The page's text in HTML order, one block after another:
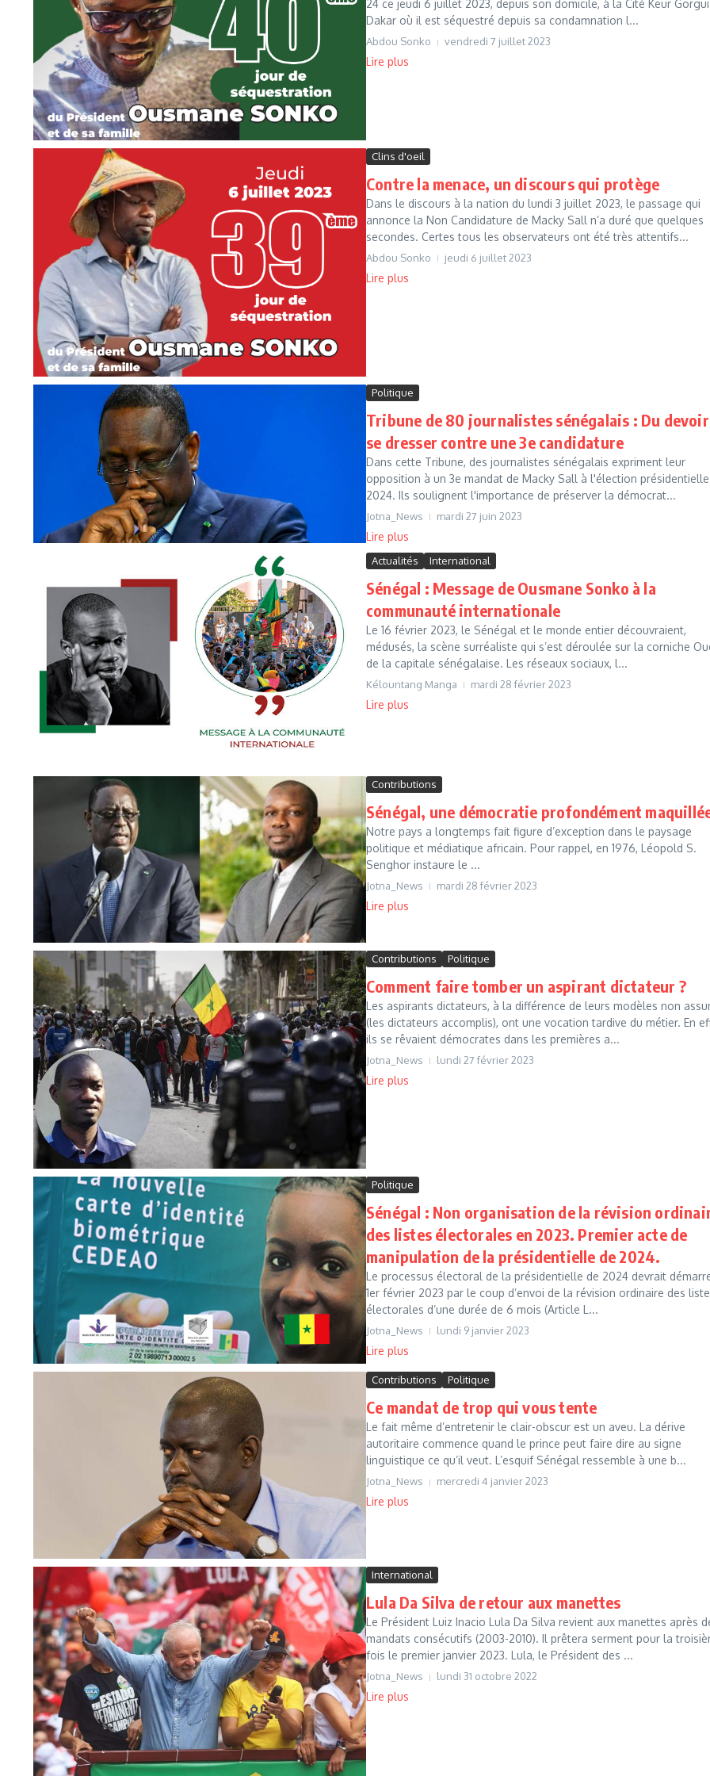
24 ce jeudi 6 juillet 2023, depuis son domicile, à la Cité Keur
Dakar où il est séquestré depuis sa condamnation l...
Abdou Sonko vendredi 7 juillet 2023
Lire plus
Clins d'oeil
Contre la menace, un discours qui protège
Dans le discours à la nation du lundi 3 juillet 2023, le passage qui
annonce la Non Candidature de Macky Sall n’a duré que quelques
secondes. Certes tous les observateurs ont été très attentifs...
Abdou Sonko jeudi 6 juillet 2023
Lire plus
Politique
Tribune de 80 journalistes sénégalais : Du
se dresser contre une 3e candidature
Dans cette Tribune, des journalistes sénégalais expriment leur
opposition à un 3e mandat de Macky Sall à l'élection
2024. Ils soulignent l'importance de préserver la démocrat...
Jotna_News mardi 27 juin 2023
Lire plus
Actualités International
Sénégal : Message de Ousmane Sonko à la
communauté internationale
Le 16 février 2023, le Sénégal et le monde entier découvraient,
médusés, la scène surréaliste qui s’est déroulée sur la corniche
de la capitale sénégalaise. Les réseaux sociaux, l...
Kélountang Manga mardi 28 février 2023
Lire plus
Contributions
Sénégal, une démocratie profondément
Notre pays a longtemps fait figure d’exception dans le paysage
politique et médiatique africain. Pour rappel, en 1976, Léopold S.
Senghor instaure le ...
Jotna_News mardi 28 février 2023
Lire plus
Contributions Politique
Comment faire tomber un aspirant dictateur ?
Les aspirants dictateurs, à la différence de leurs modèles non
(les dictateurs accomplis), ont une vocation tardive du métier. En
ils se rêvaient démocrates dans les premières a...
Jotna_News lundi 27 février 2023
Lire plus
Politique
Sénégal : Non organisation de la révision
des listes électorales en 2023. Premier acte de
manipulation de la présidentielle de 2024.
Le processus électoral de la présidentielle de 2024 devrait
1er février 2023 par le coup d’envoi de la révision ordinaire des
électorales d’une durée de 6 mois (Article L...
Jotna_News lundi 9 janvier 2023
Lire plus
Contributions Politique
Ce mandat de trop qui vous tente
Le fait même d’entretenir le clair-obscur est un aveu. La dérive
autoritaire commence quand le prince peut faire dire au signe
linguistique ce qu’il veut. L’esquif Sénégal ressemble à une b...
Jotna_News mercredi 4 janvier 2023
Lire plus
International
Lula Da Silva de retour aux manettes
Le Président Luiz Inacio Lula Da Silva revient aux manettes après
mandats consécutifs (2003-2010). Il prêtera serment pour la
fois le premier janvier 2023. Lula, le Président des ...
Jotna_News lundi 31 octobre 2022
Lire plus